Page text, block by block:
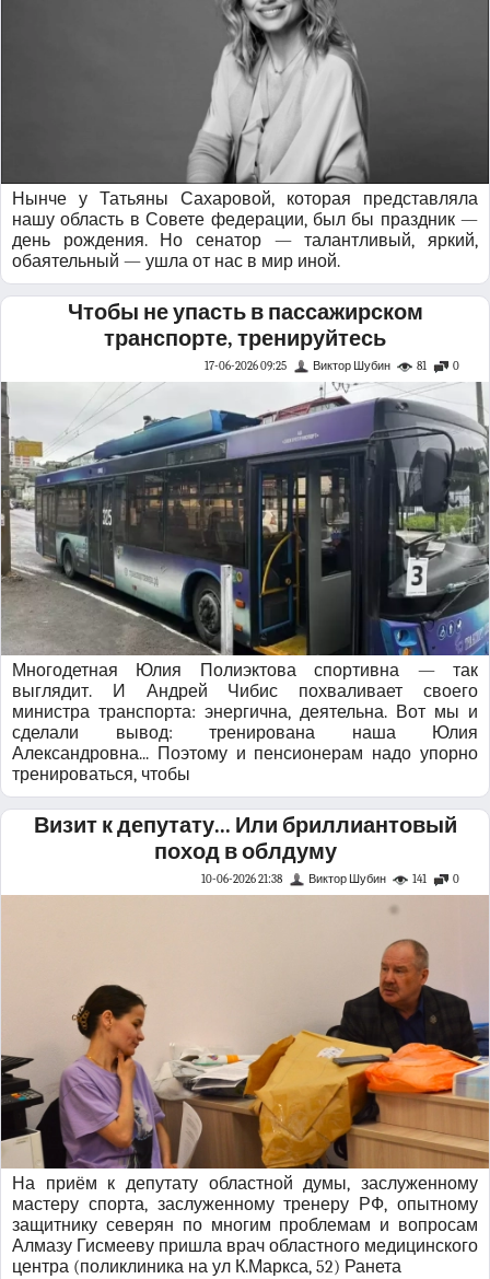
Нынче у Татьяны Сахаровой, которая представляла
нашу область в Совете федерации, был бы праздник —
день рождения. Но сенатор — талантливый, яркий,
обаятельный — ушла от нас в мир иной.
Чтобы не упасть в пассажирском
транспорте, тренируйтесь
0
81
Виктор Шубин
17-06-2026 09:25
Многодетная Юлия Полиэктова спортивна — так
выглядит. И Андрей Чибис похваливает своего
министра транспорта: энергична, деятельна. Вот мы и
сделали вывод: тренирована наша Юлия
Александровна... Поэтому и пенсионерам надо упорно
тренироваться, чтобы
Визит к депутату... Или бриллиантовый
поход в облдуму
0
141
Виктор Шубин
10-06-2026 21:38
На приём к депутату областной думы, заслуженному
мастеру спорта, заслуженному тренеру РФ, опытному
защитнику северян по многим проблемам и вопросам
Алмазу Гисмееву пришла врач областного медицинского
центра (поликлиника на ул К.Маркса, 52) Ранета